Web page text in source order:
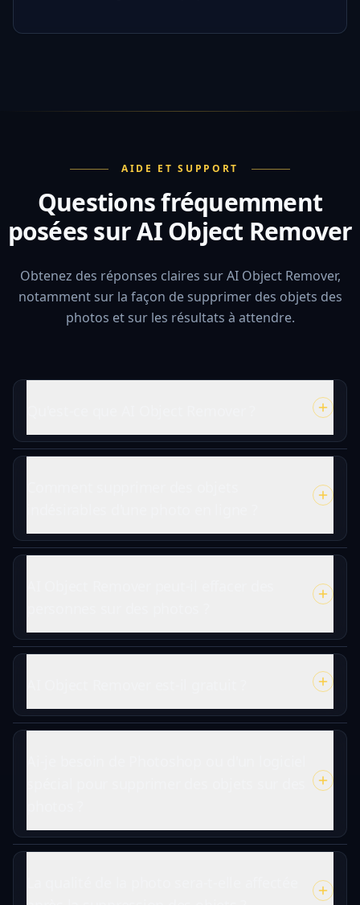
AIDE ET SUPPORT
Questions fréquemment
posées sur AI Object Remover
Obtenez des réponses claires sur AI Object Remover,
notamment sur la façon de supprimer des objets des
photos et sur les résultats à attendre.